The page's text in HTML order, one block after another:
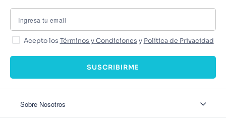
Acepto los Términos y Condiciones y Política de Privacidad
SUSCRIBIRME
Sobre Nosotros